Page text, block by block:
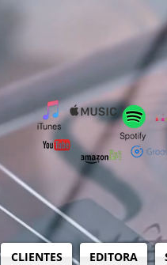
CLIENTES EDITORA